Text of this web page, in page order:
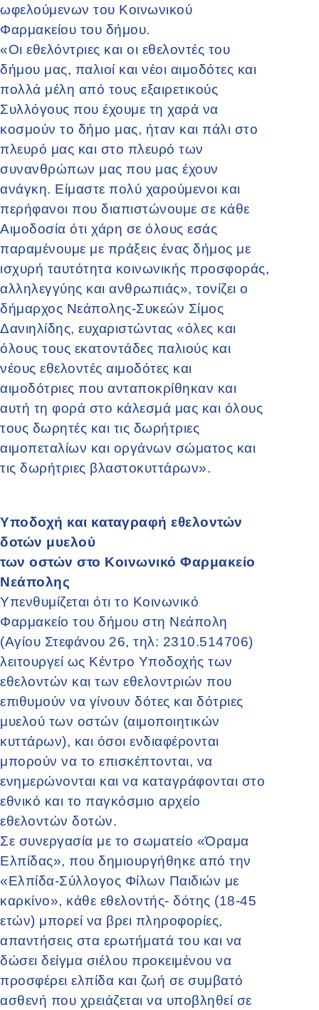
ωφελούμενων του Κοινωνικού
Φαρμακείου του δήμου.
«Οι εθελόντριες και οι εθελοντές του
δήμου μας, παλιοί και νέοι αιμοδότες και
πολλά μέλη από τους εξαιρετικούς
Συλλόγους που έχουμε τη χαρά να
κοσμούν το δήμο μας, ήταν και πάλι στο
πλευρό μας και στο πλευρό των
συνανθρώπων μας που μας έχουν
ανάγκη. Είμαστε πολύ χαρούμενοι και
περήφανοι που διαπιστώνουμε σε κάθε
Αιμοδοσία ότι χάρη σε όλους εσάς
παραμένουμε με πράξεις ένας δήμος με
ισχυρή ταυτότητα κοινωνικής προσφοράς,
αλληλεγγύης και ανθρωπιάς», τονίζει ο
δήμαρχος Νεάπολης-Συκεών Σίμος
Δανιηλίδης, ευχαριστώντας «όλες και
όλους τους εκατοντάδες παλιούς και
νέους εθελοντές αιμοδότες και
αιμοδότριες που ανταποκρίθηκαν και
αυτή τη φορά στο κάλεσμά μας και όλους
τους δωρητές και τις δωρήτριες
αιμοπεταλίων και οργάνων σώματος και
τις δωρήτριες βλαστοκυττάρων».
Υποδοχή και καταγραφή εθελοντών
δοτών μυελού
των οστών στο Κοινωνικό Φαρμακείο
Νεάπολης
Υπενθυμίζεται ότι το Κοινωνικό
Φαρμακείο του δήμου στη Νεάπολη
(Αγίου Στεφάνου 26, τηλ: 2310.514706)
λειτουργεί ως Κέντρο Υποδοχής των
εθελοντών και των εθελοντριών που
επιθυμούν να γίνουν δότες και δότριες
μυελού των οστών (αιμοποιητικών
κυττάρων), και όσοι ενδιαφέρονται
μπορούν να το επισκέπτονται, να
ενημερώνονται και να καταγράφονται στο
εθνικό και το παγκόσμιο αρχείο
εθελοντών δοτών.
Σε συνεργασία με το σωματείο «Όραμα
Ελπίδας», που δημιουργήθηκε από την
«Ελπίδα-Σύλλογος Φίλων Παιδιών με
καρκίνο», κάθε εθελοντής- δότης (18-45
ετών) μπορεί να βρει πληροφορίες,
απαντήσεις στα ερωτήματά του και να
δώσει δείγμα σιέλου προκειμένου να
προσφέρει ελπίδα και ζωή σε συμβατό
ασθενή που χρειάζεται να υποβληθεί σε